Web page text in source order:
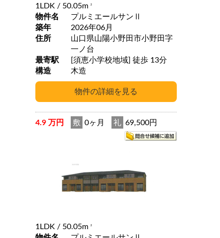
1LDK / 50.05m 2
物件名
プルミエールサンⅡ
築年
2026年06月
住所
山口県山陽小野田市小野田字
一ノ台
最寄駅
[須恵小学校地域] 徒歩 13分
構造
木造
4.9 万円 敷 0ヶ月 礼 69,500円
1LDK / 50.05m 2